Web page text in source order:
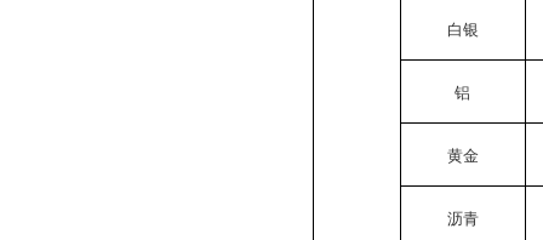
白银
铝
黄金
沥青